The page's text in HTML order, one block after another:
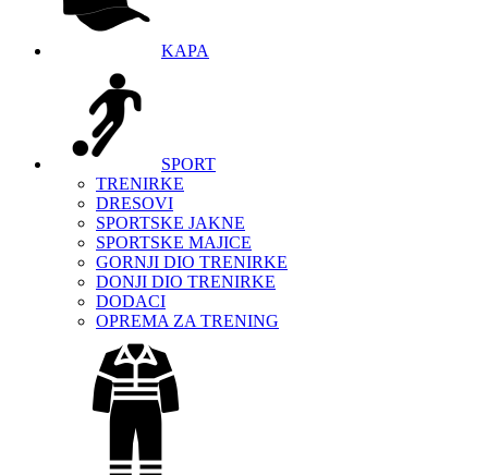
KAPA
SPORT
TRENIRKE
DRESOVI
SPORTSKE JAKNE
SPORTSKE MAJICE
GORNJI DIO TRENIRKE
DONJI DIO TRENIRKE
DODACI
OPREMA ZA TRENING